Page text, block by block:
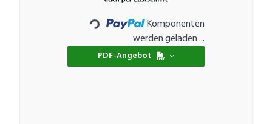
Loading...
Komponenten
werden geladen ...
PDF-Angebot